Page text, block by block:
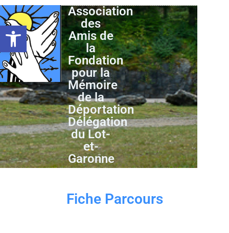
Ouvrir la barre d’outils
Association
des
Amis de
la
Fondation
pour la
Mémoire
de la
Déportation
Délégation
du Lot-
et-
Garonne
Fiche Parcours